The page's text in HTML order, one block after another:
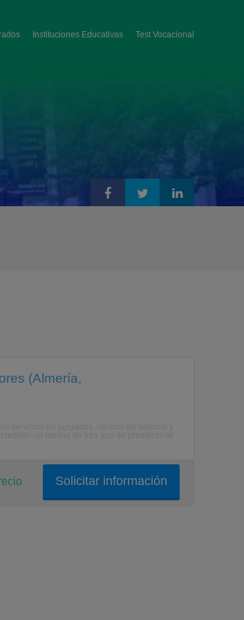
Instituciones Educativas Test Vocacional
(Almería,
Solicitar información